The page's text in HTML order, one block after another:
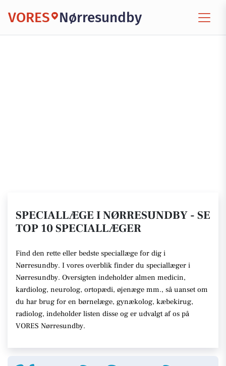
VORES Nørresundby
SPECIALLÆGE I NØRRESUNDBY - SE
TOP 10 SPECIALLÆGER
Find den rette eller bedste speciallæge for dig i
Nørresundby. I vores overblik finder du speciallæger i
Nørresundby. Oversigten indeholder almen medicin,
kardiolog, neurolog, ortopædi, øjenæge mm., så uanset om
du har brug for en børnelæge, gynækolog, kæbekirug,
radiolog, indeholder listen disse og er udvalgt af os på
VORES Nørresundby.